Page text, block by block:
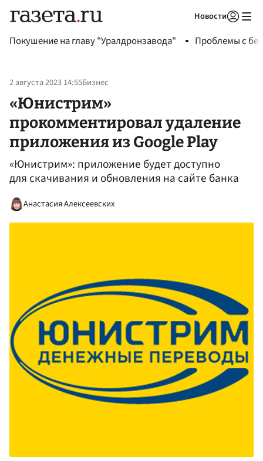
Новости
Покушение на главу "Уралдронзавода" Проблемы с
2 августа 2023 14:55Бизнес
«Юнистрим»
прокомментировал удаление
приложения из Google Play
«Юнистрим»: приложение будет доступно
для скачивания и обновления на сайте банка
Анастасия Алексеевских